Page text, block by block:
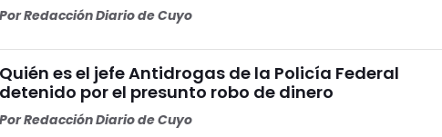
PorRedacción Diario de Cuyo
Quién es el jefe Antidrogas de la Policía Federal
detenido por el presunto robo de dinero
PorRedacción Diario de Cuyo